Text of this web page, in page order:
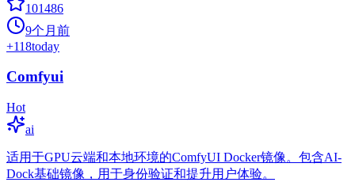
101486
9个月前
+118today
Comfyui
Hot
ai
适用于GPU云端和本地环境的ComfyUI Docker镜像。包含AI-
Dock基础镜像，用于身份验证和提升用户体验。